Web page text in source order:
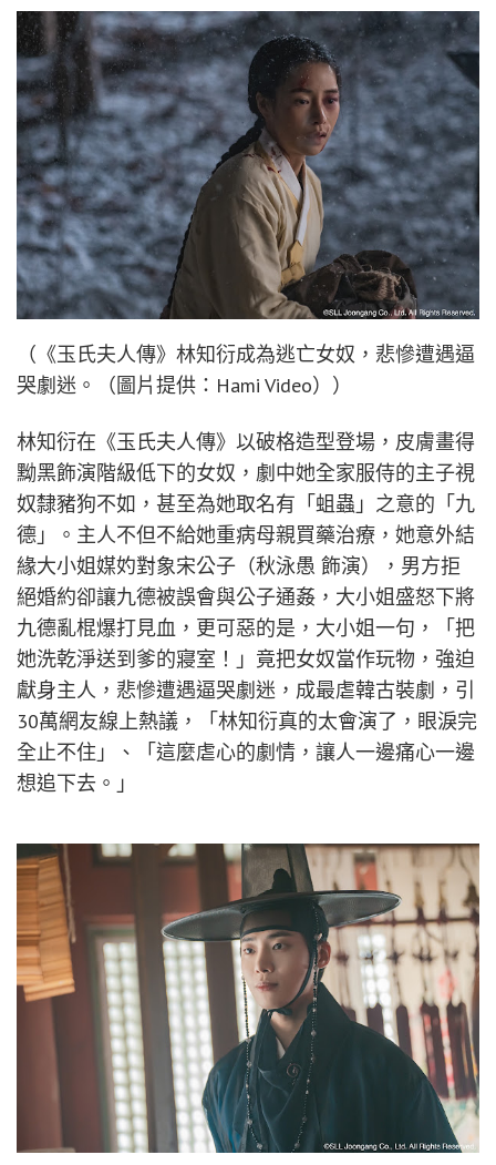
（《玉氏夫人傳》林知衍成為逃亡女奴，悲慘遭遇逼
哭劇迷。（圖片提供：Hami Video））
林知衍在《玉氏夫人傳》以破格造型登場，皮膚畫得
黝黑飾演階級低下的女奴，劇中她全家服侍的主子視
奴隸豬狗不如，甚至為她取名有「蛆蟲」之意的「九
德」。主人不但不給她重病母親買藥治療，她意外結
緣大小姐媒妁對象宋公子（秋泳愚 飾演），男方拒
絕婚約卻讓九德被誤會與公子通姦，大小姐盛怒下將
九德亂棍爆打見血，更可惡的是，大小姐一句，「把
她洗乾淨送到爹的寢室！」竟把女奴當作玩物，強迫
獻身主人，悲慘遭遇逼哭劇迷，成最虐韓古裝劇，引
30萬網友線上熱議，「林知衍真的太會演了，眼淚完
全止不住」、「這麼虐心的劇情，讓人一邊痛心一邊
想追下去。」